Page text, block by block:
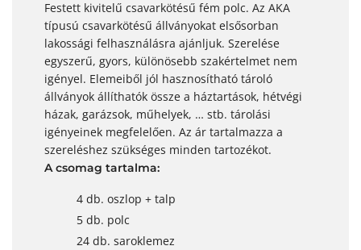
Festett kivitelű csavarkötésű fém polc. Az AKA
típusú csavarkötésű állványokat elsősorban
lakossági felhasználásra ajánljuk. Szerelése
egyszerű, gyors, különösebb szakértelmet nem
igényel. Elemeiből jól hasznosítható tároló
állványok állíthatók össze a háztartások, hétvégi
házak, garázsok, műhelyek, … stb. tárolási
igényeinek megfelelően. Az ár tartalmazza a
szereléshez szükséges minden tartozékot.
A csomag tartalma:
4 db. oszlop + talp
5 db. polc
24 db. saroklemez